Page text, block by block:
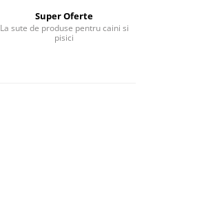
Super Oferte
La sute de produse pentru caini si
pisici